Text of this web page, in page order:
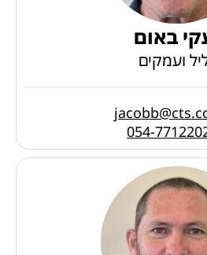
באום
ועמקים
054-